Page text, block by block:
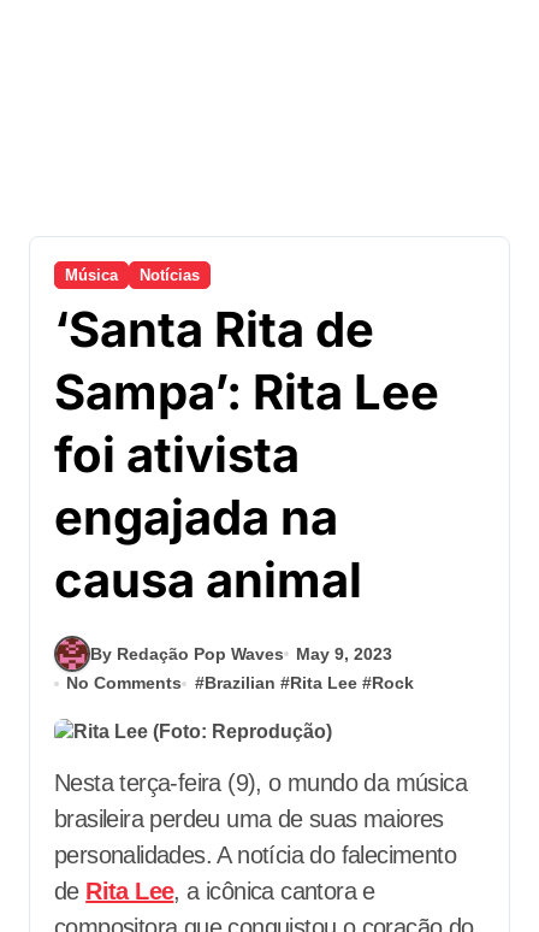
Música Notícias
‘Santa Rita de
Sampa’: Rita Lee
foi ativista
engajada na
causa animal
By Redação Pop Waves
May 9, 2023
No Comments
#Brazilian #Rita Lee #Rock
Nesta terça-feira (9), o mundo da música
brasileira perdeu uma de suas maiores
personalidades. A notícia do falecimento
de Rita Lee, a icônica cantora e